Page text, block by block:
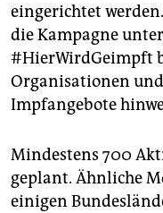
eingerichtet
die Kampagne
#HierWirdGeimpft
Organisa­tio­nen
Impfangebote
Mindestens 700
geplant. Ähnliche
einigen